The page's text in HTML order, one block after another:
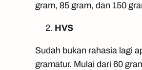
gram, 85 gram, dan 150
HVS
Sudah bukan rahasia lagi
gramatur. Mulai dari 60